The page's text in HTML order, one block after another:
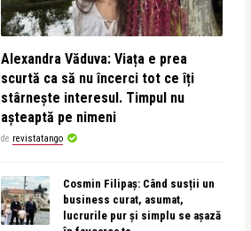
Alexandra Văduva: Viața e prea
scurtă ca să nu încerci tot ce îți
stârnește interesul. Timpul nu
așteaptă pe nimeni
de revistatango
Cosmin Filipaș: Când susții un
business curat, asumat,
lucrurile pur și simplu se așază